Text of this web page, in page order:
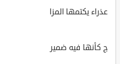
عذراء يكتمها المزا
ج كأنها فيه ضمير